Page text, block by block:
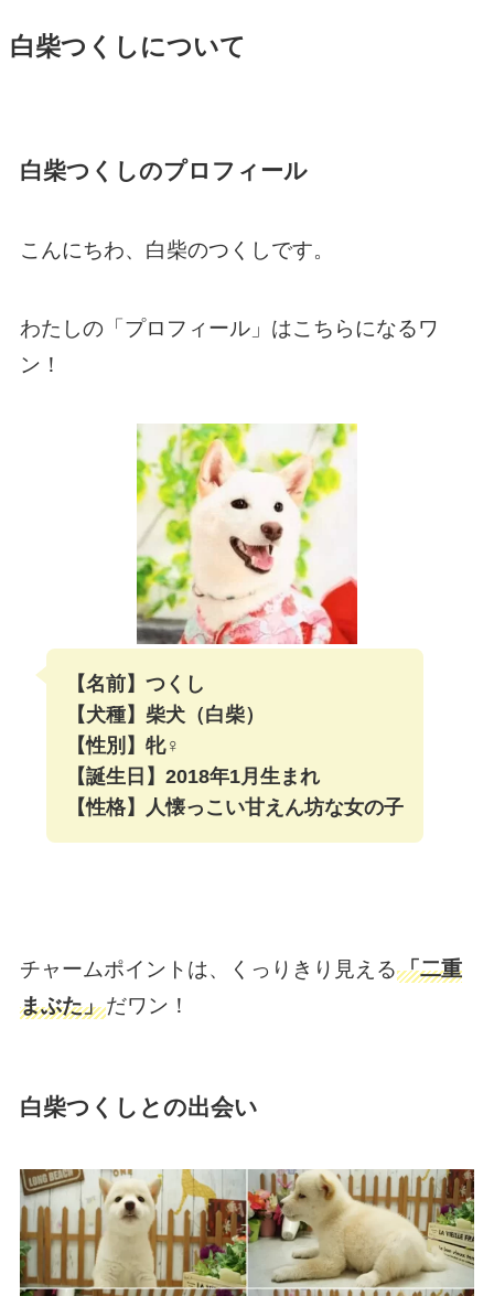
白柴つくしについて
白柴つくしのプロフィール
こんにちわ、白柴のつくしです。
わたしの「プロフィール」はこちらになるワ
ン！
【名前】つくし
【犬種】柴犬（白柴）
【性別】牝♀
【誕生日】2018年1月生まれ
【性格】人懐っこい甘えん坊な女の子
チャームポイントは、くっりきり見える「二重
まぶた」だワン！
白柴つくしとの出会い